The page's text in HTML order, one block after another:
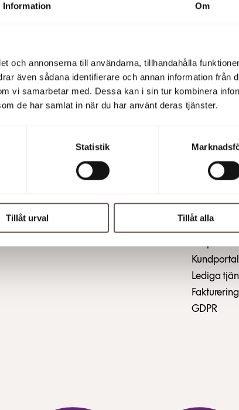
Information Om
och annonserna till användarna, tillhandahålla
även sådana identifierare och annan information från
vi samarbetar med. Dessa kan i sin tur kombinera
de har samlat in när du har använt deras tjänster.
Statistik
Tillåt urval Tillåt alla
Skapa
Lediga
Fakturering
GDPR